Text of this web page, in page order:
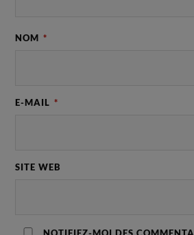
NOM *
E-MAIL *
SITE WEB